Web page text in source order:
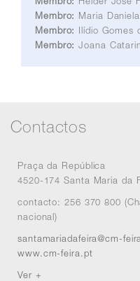
Membro: Maria
Membro: Ilídio Gomes
Membro: Joana
Contactos
Praça da República
4520-174 Santa Maria da
contacto: 256 370 800
nacional)
santamariadafeira@cm-
www.cm-feira.pt
Ver +